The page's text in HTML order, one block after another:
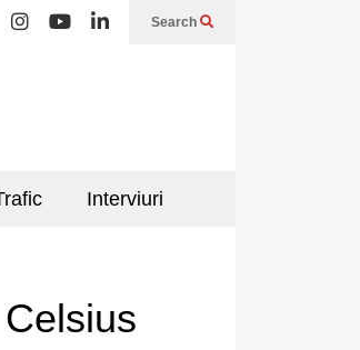
Search
Interviuri